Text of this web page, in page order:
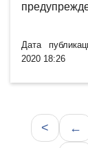
Дата
2020 18:26
←
<